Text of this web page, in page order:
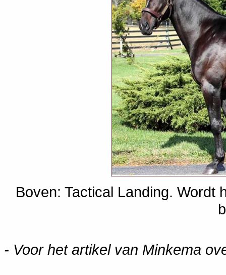
Boven: Tactical Landing. Wordt
- Voor het artikel van Minkema